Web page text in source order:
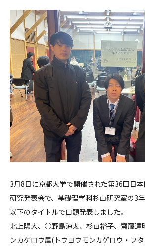
3月8日に京都大学で開催された第36回日
研究発表会で、基礎理学科杉山研究室の3
以下のタイトルで口頭発表しました。
北上陽大、◯野島涼太、杉山裕子、齋藤達
ンカゲロウ属(トウヨウモンカゲロウ・フ